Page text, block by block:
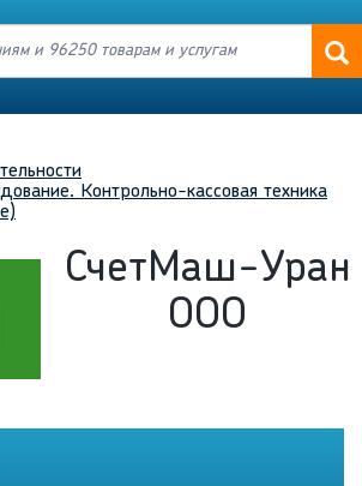
Контрольно-кассовая техника
СчетМаш-Уран
ООО